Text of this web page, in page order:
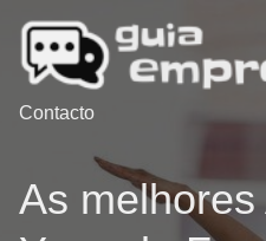
Contacto
As